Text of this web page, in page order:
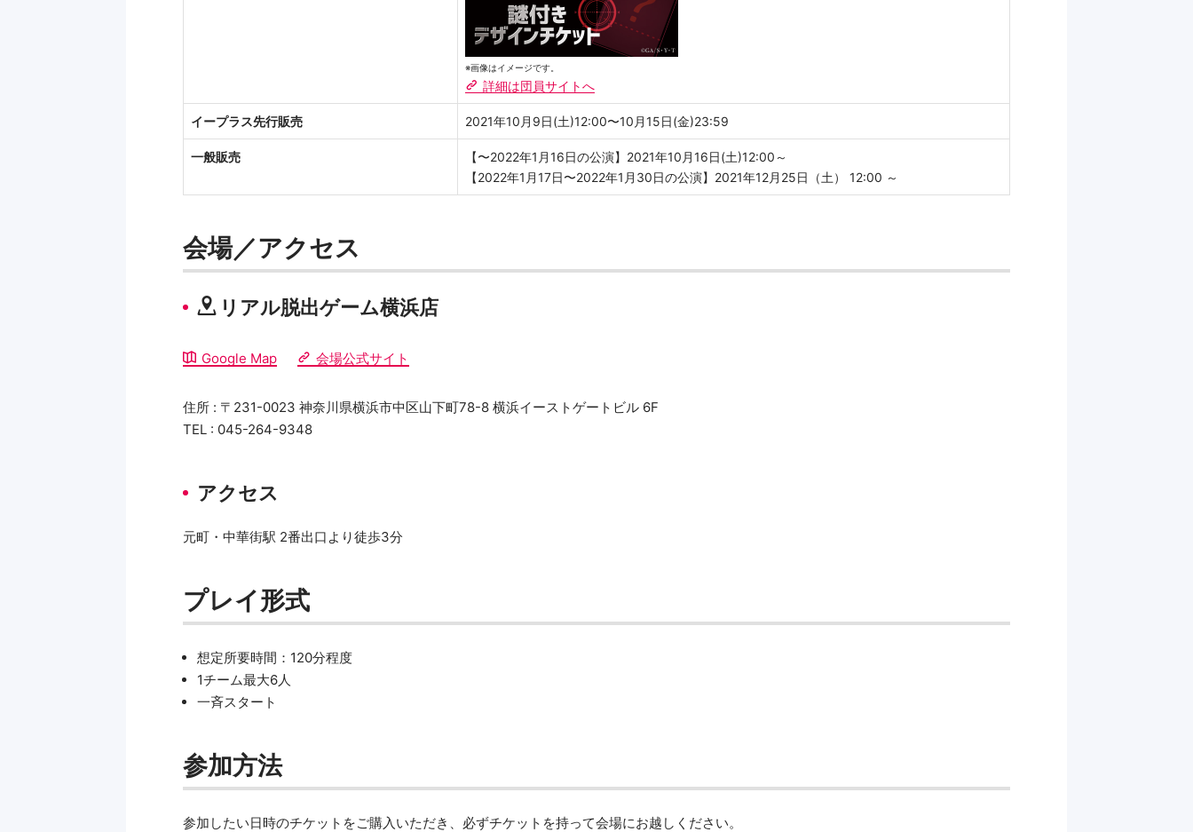
※画像はイメージです。
詳細は団員サイトへ
イープラス先行販売 2021年10月9日(土)12:00〜10月15日(金)23:59
一般販売
【〜2022年1月16日の公演】2021年10月16日(土)12:00～
【2022年1月17日〜2022年1月30日の公演】2021年12月25日（土） 12:00 ～
会場／アクセス
リアル脱出ゲーム横浜店
Google Map 会場公式サイト
住所 : 〒231-0023 神奈川県横浜市中区山下町78-8 横浜イーストゲートビル 6F
TEL : 045-264-9348
アクセス
元町・中華街駅 2番出口より徒歩3分
プレイ形式
想定所要時間：120分程度
1チーム最大6人
一斉スタート
参加方法
参加したい日時のチケットをご購入いただき、必ずチケットを持って会場にお越しください。